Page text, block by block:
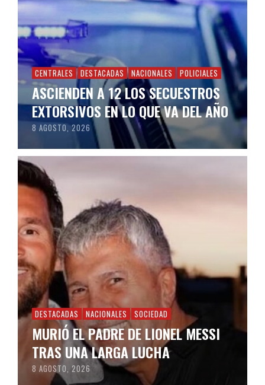
CENTRALES DESTACADAS NACIONALES POLICIALES
ASCIENDEN A 12 LOS SECUESTROS
EXTORSIVOS EN LO QUE VA DEL AÑO
8 AGOSTO, 2026
DESTACADAS NACIONALES SOCIEDAD
MURIÓ EL PADRE DE LIONEL MESSI
TRAS UNA LARGA LUCHA
8 AGOSTO, 2026